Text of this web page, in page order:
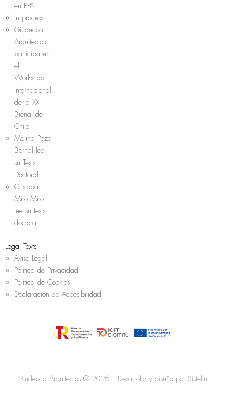
en PPA
in process
Giudecca
Arquitectos
participa en
el
Workshop
Internacional
de la XX
Bienal de
Chile
Melina Pozo
Bernal lee
su Tesis
Doctoral
Cristobal
Miró Miró
lee su tesis
doctoral
Legal Texts
Aviso Legal
Política de Privacidad
Política de Cookies
Declaración de Accesibilidad
Giudecca Arquitectos © 2026 | Desarrollo y diseño por Sistelin